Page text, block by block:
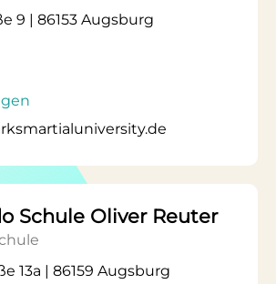
9 | 86153 Augsburg
Schule Oliver Reuter
13a | 86159 Augsburg